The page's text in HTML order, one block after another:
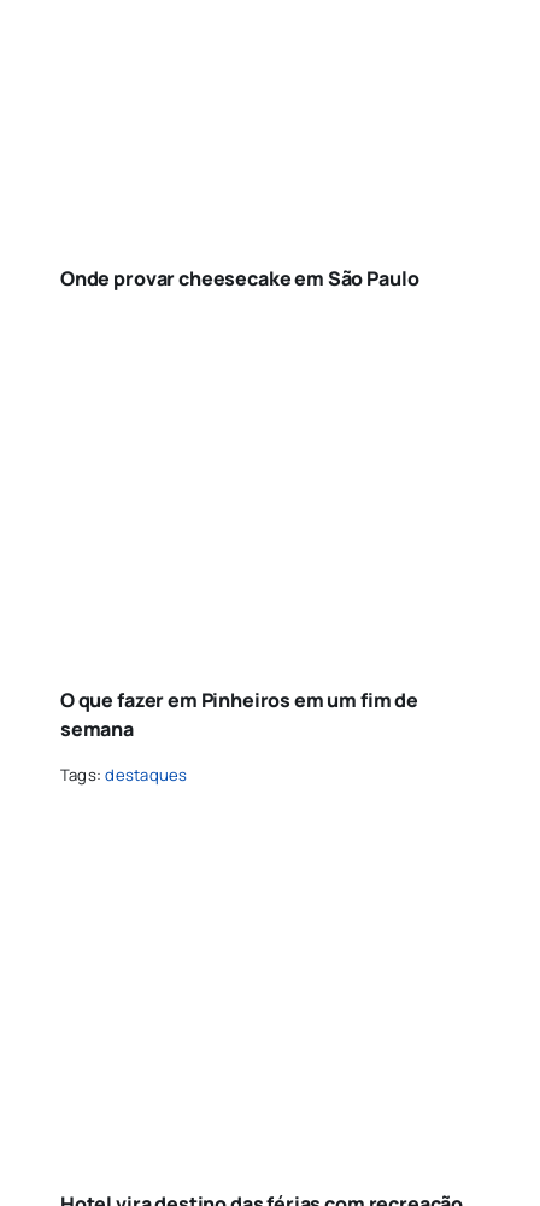
Onde provar cheesecake em São Paulo
O que fazer em Pinheiros em um fim de
semana
Tags:destaques